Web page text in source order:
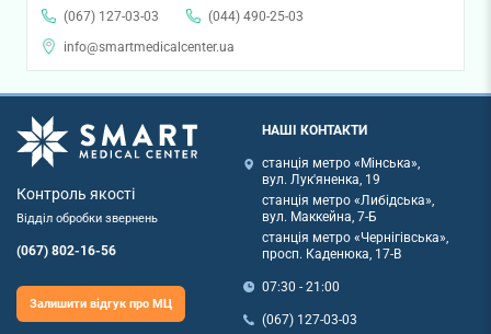
(067) 127-03-03
(044) 490-25-03
info@smartmedicalcenter.ua
Контроль якості
Відділ обробки звернень
(067) 802-16-56
Залишити відгук про МЦ
НАШІ КОНТАКТИ
станція метро «Мінська»,
вул. Лук'яненка, 19
станція метро «Либідська»,
вул. Маккейна, 7-Б
станція метро «Чернігівська»,
просп. Каденюка, 17-В
07:30 - 21:00
(067) 127-03-03